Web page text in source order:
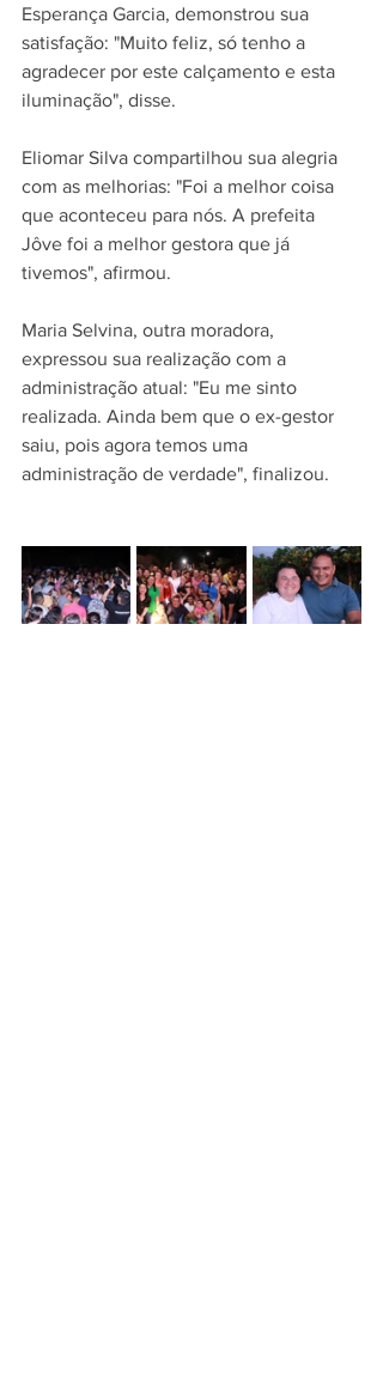
Esperança Garcia, demonstrou sua
satisfação: "Muito feliz, só tenho a
agradecer por este calçamento e esta
iluminação", disse.
Eliomar Silva compartilhou sua alegria
com as melhorias: "Foi a melhor coisa
que aconteceu para nós. A prefeita
Jôve foi a melhor gestora que já
tivemos", afirmou.
Maria Selvina, outra moradora,
expressou sua realização com a
administração atual: "Eu me sinto
realizada. Ainda bem que o ex-gestor
saiu, pois agora temos uma
administração de verdade", finalizou.